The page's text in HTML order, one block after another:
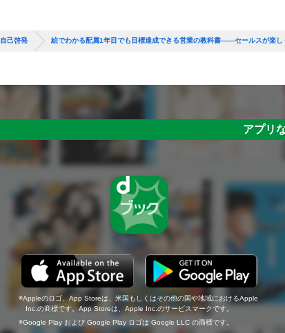
自己啓発 絵でわかる配属1年目でも目標達成できる営業の教科書――セールスが楽し
アプリ
Appleのロゴ、App Storeは、米国もしくはその他の国や地域におけるApple
Inc.の商標です。App Storeは、Apple Inc.のサービスマークです。
Google Play および Google Play ロゴは Google LLC の商標です。